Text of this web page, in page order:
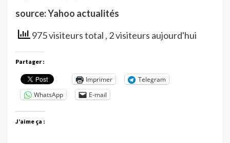
source: Yahoo actualités
975 visiteurs total , 2 visiteurs aujourd'hui
Partager :
Imprimer
Telegram
WhatsApp
E-mail
J’aime ça :